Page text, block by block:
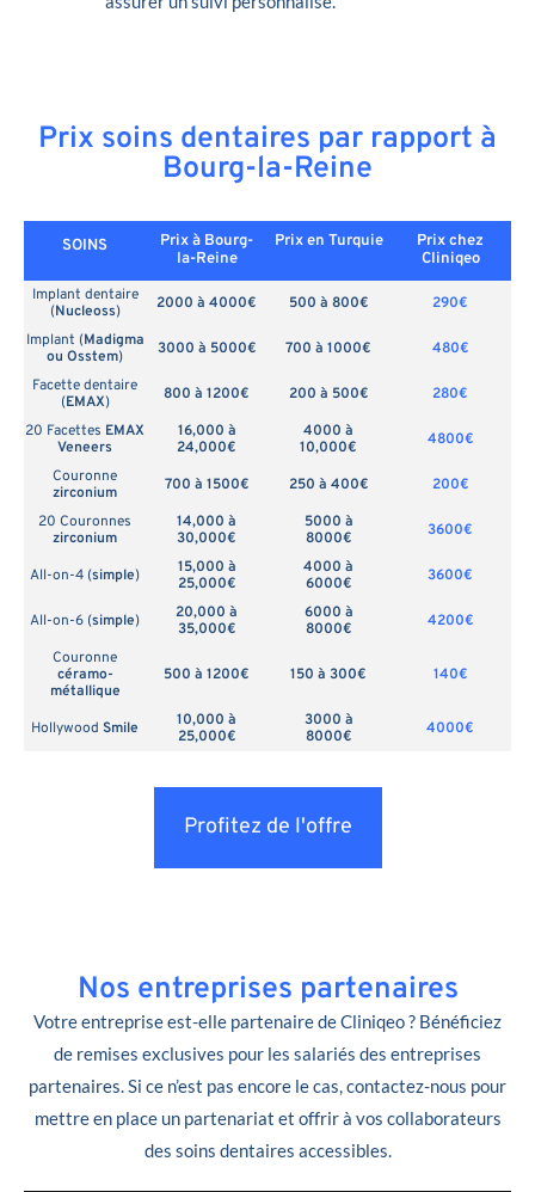
Prix soins dentaires par rapport à
Bourg-la-Reine
SOINS
Prix à Bourg-
la-Reine
Prix en Turquie
Prix chez
Cliniqeo
Implant dentaire
(Nucleoss) 2000 à 4000€ 500 à 800€
290€
Implant (Madigma
ou Osstem) 3000 à 5000€ 700 à 1000€
480€
Facette dentaire
(EMAX) 800 à 1200€ 200 à 500€
280€
20 Facettes EMAX
Veneers
16,000 à
24,000€
4000 à
10,000€
4800€
Couronne
zirconium
700 à 1500€ 250 à 400€
200€
20 Couronnes
zirconium
14,000 à
30,000€
5000 à
8000€
3600€
All-on-4 (simple)
15,000 à
25,000€
4000 à
6000€
3600€
All-on-6 (simple)
20,000 à
35,000€
6000 à
8000€
4200€
Couronne
céramo-
métallique
500 à 1200€ 150 à 300€ 140€
Hollywood Smile
10,000 à
25,000€
3000 à
8000€
4000€
Profitez de l'offre
Nos entreprises partenaires
Votre entreprise est-elle partenaire de Cliniqeo ? Bénéficiez
de remises exclusives pour les salariés des entreprises
partenaires. Si ce n’est pas encore le cas, contactez-nous pour
mettre en place un partenariat et offrir à vos collaborateurs
des soins dentaires accessibles.